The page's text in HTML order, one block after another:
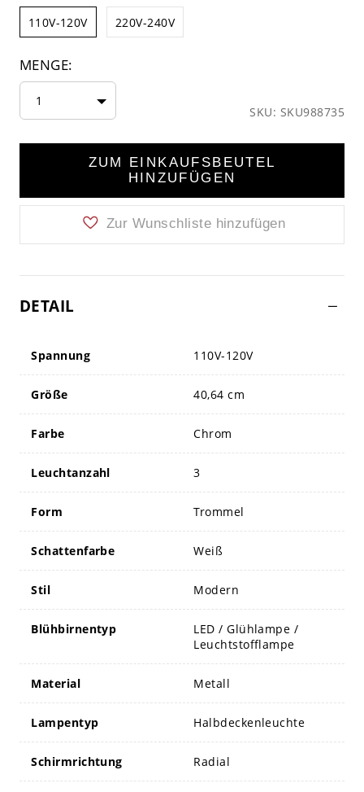
110V-120V 220V-240V
MENGE:
1
SKU: SKU988735
ZUM EINKAUFSBEUTEL
HINZUFÜGEN
Zur Wunschliste hinzufügen
DETAIL
Spannung 110V-120V
Größe 40,64 cm
Farbe Chrom
Leuchtanzahl 3
Form Trommel
Schattenfarbe Weiß
Stil Modern
Blühbirnentyp
LED / Glühlampe /
Leuchtstofflampe
Material Metall
Lampentyp Halbdeckenleuchte
Schirmrichtung Radial